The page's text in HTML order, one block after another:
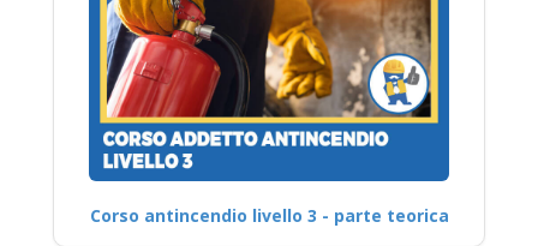
Corso antincendio livello 3 - parte teorica